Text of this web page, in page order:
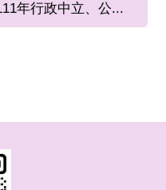
年行政中立、公...